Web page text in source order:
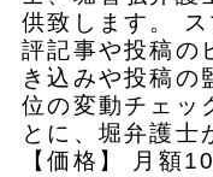
供致します。
評記事や投稿の
き込みや投稿の
位の変動チェッ
とに、堀弁護士
【価格】 月額